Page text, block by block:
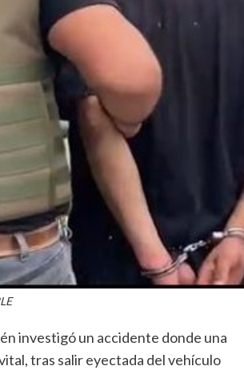
investigó un accidente donde una
tras salir eyectada del vehículo